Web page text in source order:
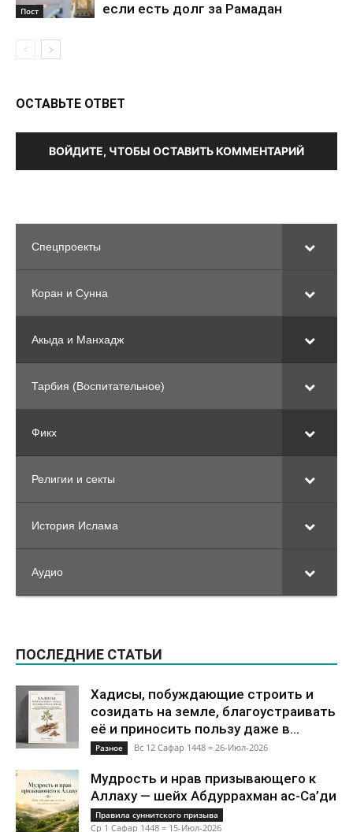
Пост
если есть долг за Рамадан
ОСТАВЬТЕ ОТВЕТ
ВОЙДИТЕ, ЧТОБЫ ОСТАВИТЬ КОММЕНТАРИЙ
Спецпроекты
Коран и Сунна
Акыда и Манхадж
Тарбия (Воспитательное)
Фикх
Религии и секты
История Ислама
Аудио
ПОСЛЕДНИЕ СТАТЬИ
Хадисы, побуждающие строить и
созидать на земле, благоустраивать
её и приносить пользу даже в...
Разное Вс 12 Сафар 1448 = 26-Июл-2026
Мудрость и нрав призывающего к
Аллаху — шейх Абдуррахман ас-Са’ди
Правила суннитского призыва
Ср 1 Сафар 1448 = 15-Июл-2026